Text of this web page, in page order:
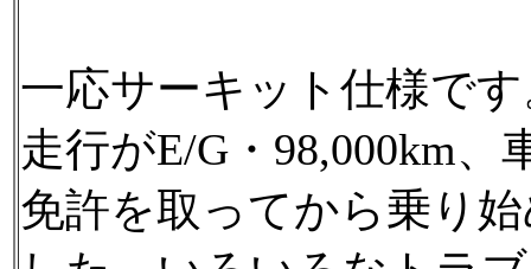
一応サーキット仕様で
走行がE/G・98,000km、
免許を取ってから乗り